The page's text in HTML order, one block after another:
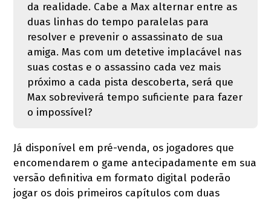
da realidade. Cabe a Max alternar entre as
duas linhas do tempo paralelas para
resolver e prevenir o assassinato de sua
amiga. Mas com um detetive implacável nas
suas costas e o assassino cada vez mais
próximo a cada pista descoberta, será que
Max sobreviverá tempo suficiente para fazer
o impossível?
Já disponível em pré-venda, os jogadores que
encomendarem o game antecipadamente em sua
versão definitiva em formato digital poderão
jogar os dois primeiros capítulos com duas